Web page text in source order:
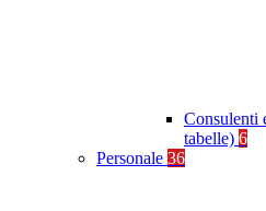
Consulenti
tabelle) 6
Personale 36